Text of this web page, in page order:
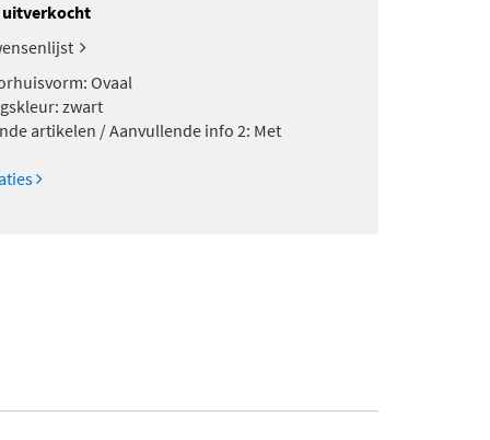
Ovaal
zwart
artikelen / Aanvullende info 2: Met